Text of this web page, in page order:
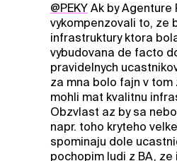
@PEKYAk by Agenture
vykompenzovali to, ze
infrastruktury ktora
vybudovana de facto
pravidelnych
za mna bolo fajn v tom
mohli mat kvalitnu
Obzvlast az by sa
napr. toho kryteho
spominaju dole
pochopim ludi z BA,